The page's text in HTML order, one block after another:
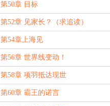
第50章 目标
第52章 见家长？（求追读）
第54章上海见
第56章 世界线变动！
第58章 项羽抵达现世
第60章 霸王的诺言